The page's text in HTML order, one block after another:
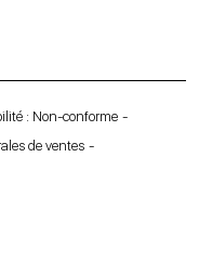
: Non-conforme
de ventes